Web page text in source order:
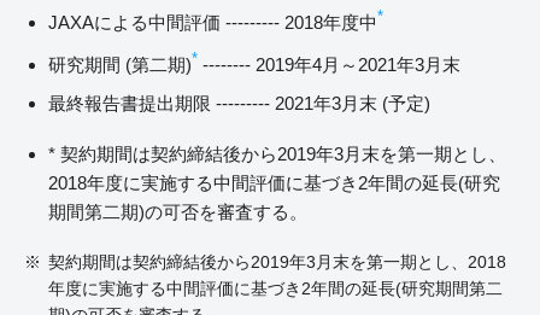
JAXAによる中間評価 --------- 2018年度中*
研究期間 (第二期)* -------- 2019年4月～2021年3月末
最終報告書提出期限 --------- 2021年3月末 (予定)
* 契約期間は契約締結後から2019年3月末を第一期とし、
2018年度に実施する中間評価に基づき2年間の延長(研究
期間第二期)の可否を審査する。
契約期間は契約締結後から2019年3月末を第一期とし、2018
年度に実施する中間評価に基づき2年間の延長(研究期間第二